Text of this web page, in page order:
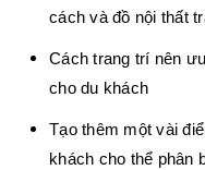
cách và đồ nội thất
Cách trang trí nên
cho du khách
Tạo thêm một vài
khách cho thể phân